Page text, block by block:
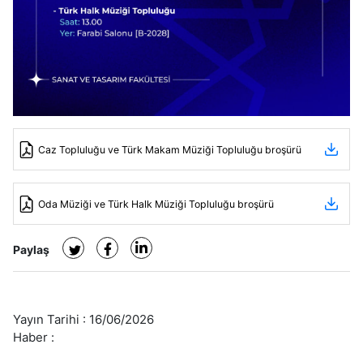
Caz Topluluğu ve Türk Makam Müziği Topluluğu broşürü
Oda Müziği ve Türk Halk Müziği Topluluğu broşürü
Paylaş
Yayın Tarihi : 16/06/2026
Haber :